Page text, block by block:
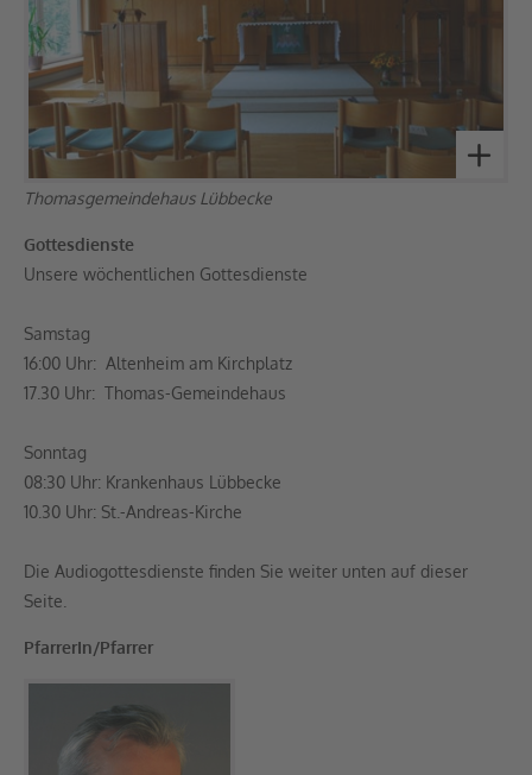
Thomasgemeindehaus Lübbecke
Gottesdienste
Unsere wöchentlichen Gottesdienste
Samstag
16:00 Uhr: Altenheim am Kirchplatz
17.30 Uhr: Thomas-Gemeindehaus
Sonntag
08:30 Uhr: Krankenhaus Lübbecke
10.30 Uhr: St.-Andreas-Kirche
Die Audiogottesdienste finden Sie weiter unten auf dieser
Seite.
PfarrerIn/Pfarrer